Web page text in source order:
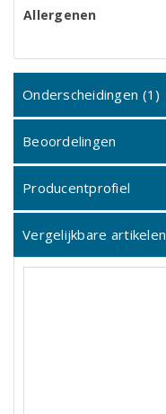
Allergenen
Onderscheidingen (1)
Beoordelingen
Producentprofiel
Vergelijkbare artikelen